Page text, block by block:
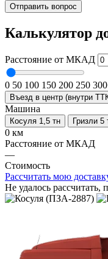
Отправить вопрос
Калькулятор
Расстояние от МКАД
0 50 100 150 200 250
Въезд в центр (внутри
Машина
Косуля 1,5 тн Гризли 5
0 км
Расстояние от МКАД
—
Стоимость
Рассчитать мою
Не удалось рассчитать,